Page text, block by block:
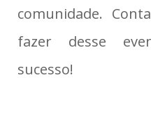
comunidade.
fazer desse
sucesso!